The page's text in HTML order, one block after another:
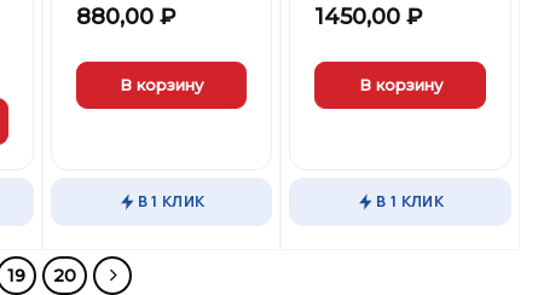
880,00 ₽
В корзину
В 1 КЛИК
1450,00₽
В корзину
В 1 КЛИК
19 20